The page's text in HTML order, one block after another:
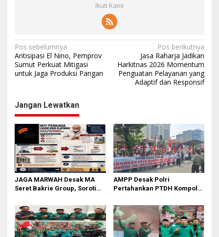
Ikuti Kami
N
a
v
g
a
s
i
p
o
s
Pos sebelumnya
Antisipasi El Nino, Pemprov
Sumut Perkuat Mitigasi
untuk Jaga Produksi Pangan
Pos berikutnya
Jasa Raharja Jadikan
Harkitnas 2026 Momentum
Penguatan Pelayanan yang
Adaptif dan Responsif
Jangan Lewatkan
JAGA MARWAH Desak MA
Seret Bakrie Group, Soroti
PET
AMPP Desak Polri
Pertahankan PTDH Kompol